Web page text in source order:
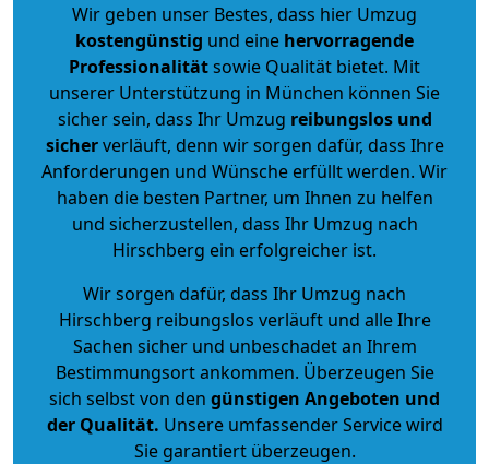
Wir geben unser Bestes, dass hier Umzug
kostengünstig und eine hervorragende
Professionalitätsowie Qualität bietet. Mit
unserer Unterstützung in München können Sie
sicher sein, dass Ihr Umzug reibungslos und
sicherverläuft, denn wir sorgen dafür, dass Ihre
Anforderungen und Wünsche erfüllt werden. Wir
haben die besten Partner, um Ihnen zu helfen
und sicherzustellen, dass Ihr Umzug nach
Hirschberg ein erfolgreicher ist.
Wir sorgen dafür, dass Ihr Umzug nach
Hirschberg reibungslos verläuft und alle Ihre
Sachen sicher und unbeschadet an Ihrem
Bestimmungsort ankommen. Überzeugen Sie
sich selbst von den günstigen Angeboten und
der Qualität. Unsere umfassender Service wird
Sie garantiert überzeugen.